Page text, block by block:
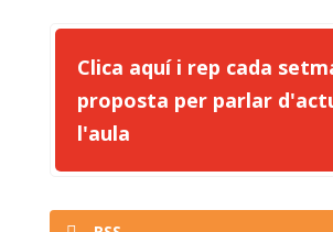
Clica aquí i rep cada
proposta per parlar
l'aula